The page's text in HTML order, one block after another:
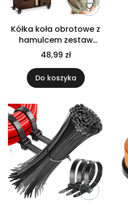
Kółka koła obrotowe z
hamulcem zestaw
jezdny wielofunkcyjny
komplet 4 sztuk
48,99 zł
Do koszyka